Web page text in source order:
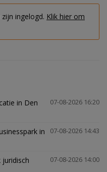
ingelogd. Klik hier om
07-08-2026 16:20
in Den
07-08-2026 14:43
in
07-08-2026 14:00
juridisch